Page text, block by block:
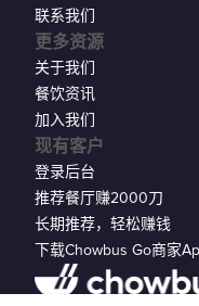
现有客户
登录后台
推荐餐厅赚2000刀
长期推荐，轻松赚钱
下载Chowbus Go商家
联系我们
更多资源
关于我们
餐饮资讯
加入我们